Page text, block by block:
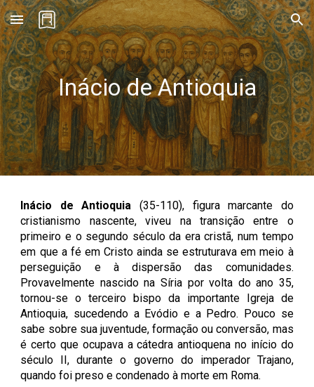
Skip to main content Skip to navigation
Inácio de Antioquia
Inácio de Antioquia (35-110), figura marcante do
cristianismo nascente, viveu na transição entre o
primeiro e o segundo século da era cristã, num tempo
em que a fé em Cristo ainda se estruturava em meio à
perseguição e à dispersão das comunidades.
Provavelmente nascido na Síria por volta do ano 35,
tornou-se o terceiro bispo da importante Igreja de
Antioquia, sucedendo a Evódio e a Pedro. Pouco se
sabe sobre sua juventude, formação ou conversão, mas
é certo que ocupava a cátedra antioquena no início do
século II, durante o governo do imperador Trajano,
quando foi preso e condenado à morte em Roma.